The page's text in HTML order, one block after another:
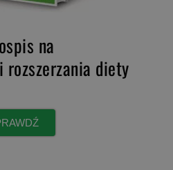
na
diety